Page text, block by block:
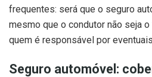
frequentes: será que o seguro
mesmo que o condutor não seja
quem é responsável por
Seguro automóvel: